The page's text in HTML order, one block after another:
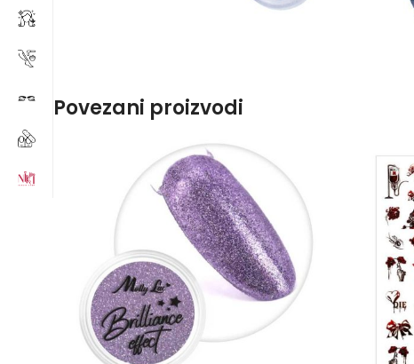
Povezani proizvodi